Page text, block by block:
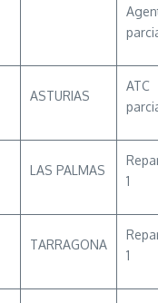
ASTURIAS
ATC
LAS PALMAS
1
TARRAGONA
1